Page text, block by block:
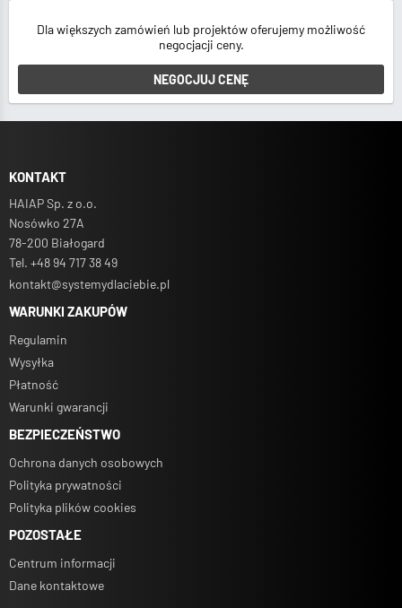
Łącznie netto za1 sztuk:
Minimalna ilość:
Koszt dostawy:
Dla większych zamówień lub projektów oferujemy możliwość
negocjacji ceny.
NEGOCJUJ CENĘ
KONTAKT
HAIAP Sp. z o.o.
Nosówko 27A
78-200 Białogard
Tel. +48 94 717 38 49
kontakt@systemydlaciebie.pl
WARUNKI ZAKUPÓW
Regulamin
Wysyłka
Płatność
Warunki gwarancji
BEZPIECZEŃSTWO
Ochrona danych osobowych
Polityka prywatności
Polityka plików cookies
POZOSTAŁE
Centrum informacji
Dane kontaktowe